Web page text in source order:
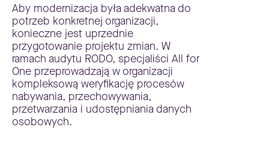
Aby modernizacja była adekwatna do
potrzeb konkretnej organizacji,
konieczne jest uprzednie
przygotowanie projektu zmian. W
ramach audytu RODO, specjaliści All for
One przeprowadzają w organizacji
kompleksową weryfikację procesów
nabywania, przechowywania,
przetwarzania i udostępniania danych
osobowych.